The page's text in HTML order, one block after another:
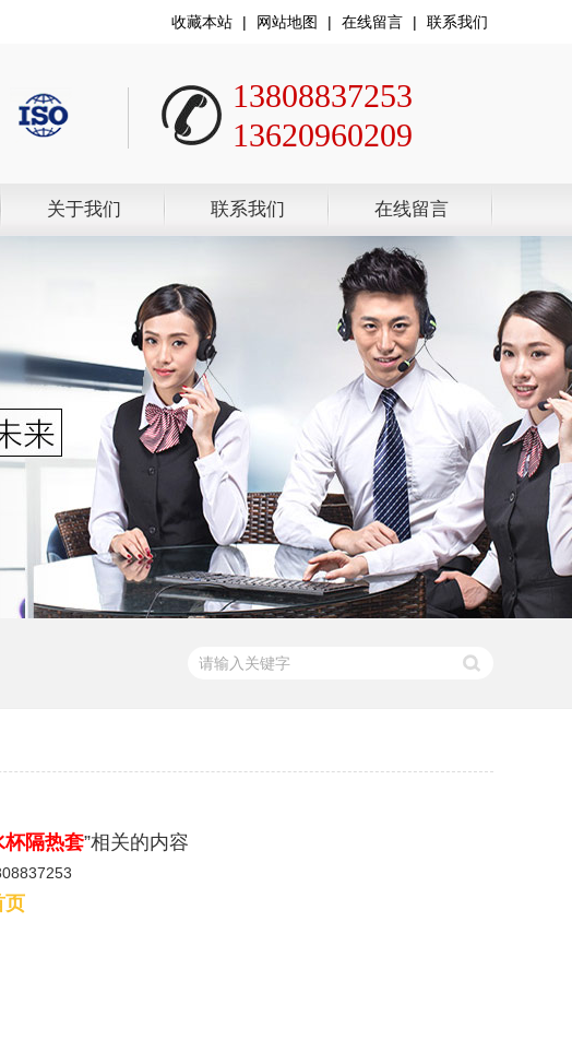
收藏本站 | 网站地图 | 在线留言 | 联系我们
13808837253
13620960209
关于我们 联系我们 在线留言
杯隔热套”相关的内容
页